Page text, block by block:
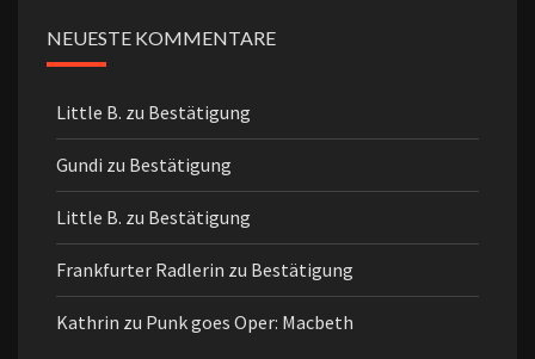
NEUESTE KOMMENTARE
Little B. zu Bestätigung
Gundi zu Bestätigung
Little B. zu Bestätigung
Frankfurter Radlerin zu Bestätigung
Kathrin zu Punk goes Oper: Macbeth